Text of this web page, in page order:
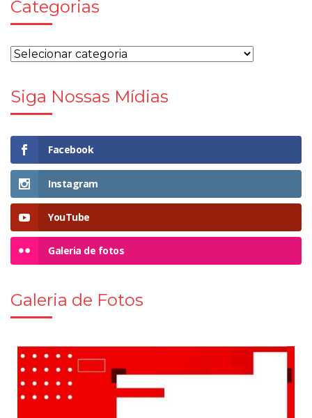
Categorias
Siga Nossas Mídias
Facebook
Instagram
YouTube
Galeria de fotos
Galeria de Fotos